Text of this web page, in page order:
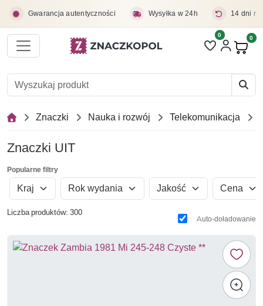
Gwarancja autentyczności Wysyłka w 24h 14 dni
Liczba pozycji
0 0
Znaczki Nauka i rozwój Telekomunikacja
Znaczki UIT
Popularne filtry
Kraj Rok wydania Jakość Cena
Liczba produktów: 300
Auto-doładowanie